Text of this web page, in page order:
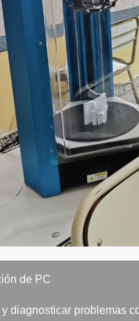
de PC
y diagnosticar problemas